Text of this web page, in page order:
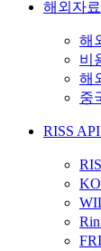
해외자
해
비
해
중
RISS